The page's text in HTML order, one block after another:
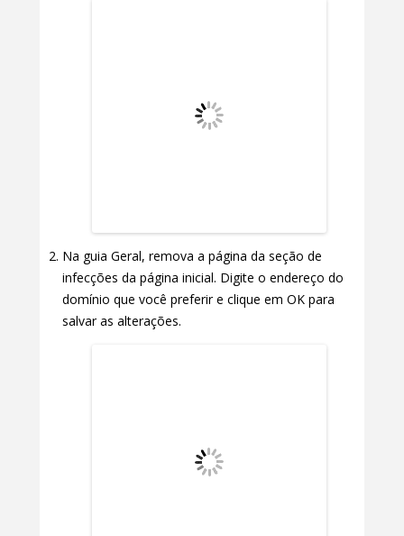
Na guia Geral, remova a página da seção de
infecções da página inicial. Digite o endereço do
domínio que você preferir e clique em OK para
salvar as alterações.